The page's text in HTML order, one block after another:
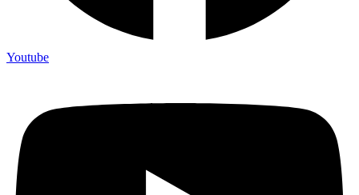
Youtube